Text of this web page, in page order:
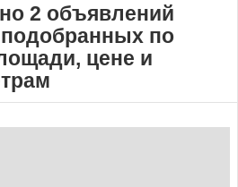
2 объявлений
по
цене и